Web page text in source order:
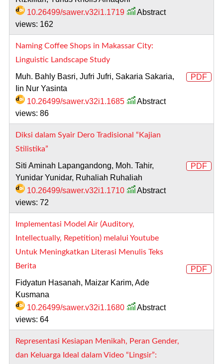
10.26499/sawer.v32i1.1719
Abstract
views: 162
Naming Coffee Shops in Makassar City:
Linguistic Landscape Study
Muh. Bahly Basri, Jufri Jufri, Sakaria Sakaria,
Iin Nur Yasinta
10.26499/sawer.v32i1.1685
Abstract
views: 86
PDF
Diksi dalam Syair Dero Tradisional “Kajian
Stilistika”
Siti Aminah Lapangandong, Moh. Tahir,
Yunidar Yunidar, Ruhaliah Ruhaliah
10.26499/sawer.v32i1.1710
Abstract
views: 72
PDF
Implementasi Model Air (Auditory,
Intellectually, Repetition) melalui Youtube
Untuk Meningkatkan Literasi Menulis Teks
Berita
Fidyatun Hasanah, Maizar Karim, Ade
Kusmana
10.26499/sawer.v32i1.1680
Abstract
views: 64
PDF
Representasi Kesiapan Menikah, Peran Gender,
dan Keluarga Ideal dalam Video “Lingsir”: